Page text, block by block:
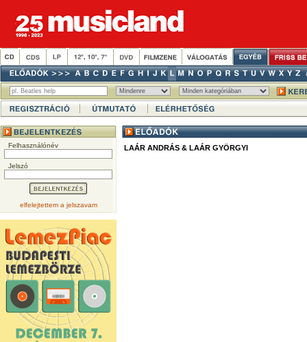
Felhasználónév
Jelszó
elfelejtettem a jelszavam
LAÁR ANDRÁS & LAÁR GYÖRGYI